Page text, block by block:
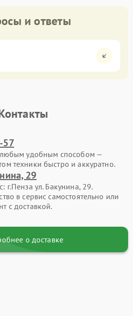
и ответы
57
любым удобным способом —
техники быстро и аккуратно.
29
г.Пенза ул. Бакунина, 29.
в сервис самостоятельно или
с доставкой.
о доставке